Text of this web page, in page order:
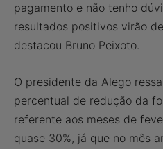
pagamento e não tenho
resultados positivos virão
destacou Bruno Peixoto.
O presidente da Alego
percentual de redução da
referente aos meses de
quase 30%, já que no mês